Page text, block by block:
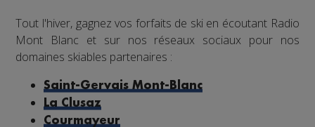
Tout l'hiver, gagnez vos forfaits de ski en écoutant Radio
Mont Blanc et sur nos réseaux sociaux pour nos
domaines skiables partenaires :
Saint-Gervais Mont-Blanc
La Clusaz
Courmayeur